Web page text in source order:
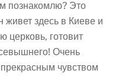
познакомлю? Это
живет здесь в Киеве и
церковь, готовит
Очень
чувством